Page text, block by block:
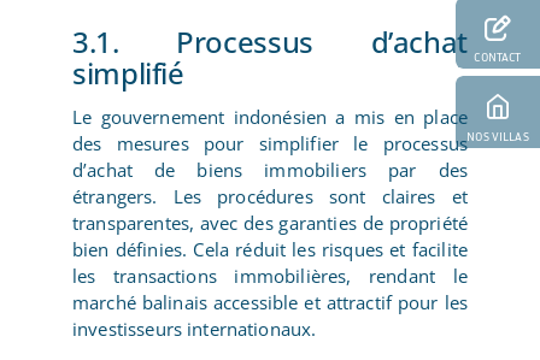
3.1. Processus d’achat
simplifié
Le gouvernement indonésien a mis en place
des mesures pour simplifier le processus
d’achat de biens immobiliers par des
étrangers. Les procédures sont claires et
transparentes, avec des garanties de propriété
bien définies. Cela réduit les risques et facilite
les transactions immobilières, rendant le
marché balinais accessible et attractif pour les
investisseurs internationaux.
CONTACT
NOS VILLAS